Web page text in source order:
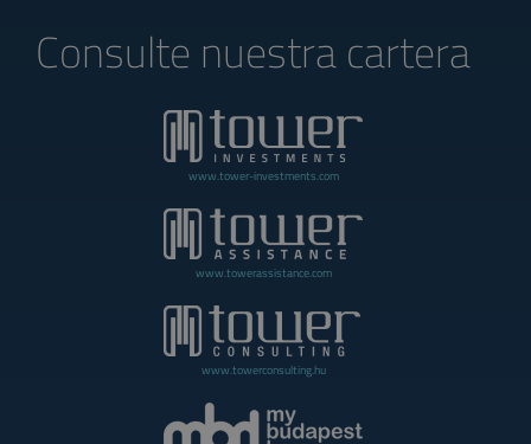
Consulte nuestra cartera
www.tower-investments.com
www.towerassistance.com
www.towerconsulting.hu